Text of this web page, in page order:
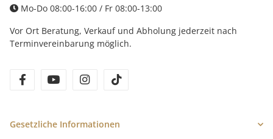
Mo-Do 08:00-16:00 / Fr 08:00-13:00
Vor Ort Beratung, Verkauf und Abholung jederzeit nach
Terminvereinbarung möglich.
facebookyoutube instagram
Gesetzliche Informationen